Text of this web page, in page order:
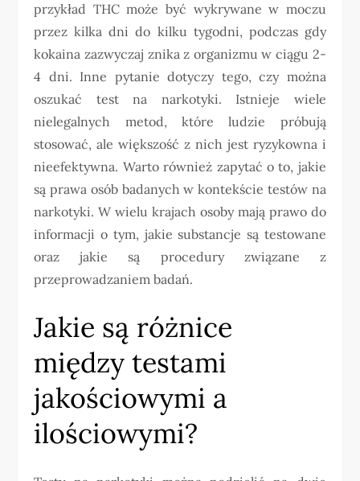
przykład THC może być wykrywane w moczu
przez kilka dni do kilku tygodni, podczas gdy
kokaina zazwyczaj znika z organizmu w ciągu 2-
4 dni. Inne pytanie dotyczy tego, czy można
oszukać test na narkotyki. Istnieje wiele
nielegalnych metod, które ludzie próbują
stosować, ale większość z nich jest ryzykowna i
nieefektywna. Warto również zapytać o to, jakie
są prawa osób badanych w kontekście testów na
narkotyki. W wielu krajach osoby mają prawo do
informacji o tym, jakie substancje są testowane
oraz jakie są procedury związane z
przeprowadzaniem badań.
Jakie są różnice
między testami
jakościowymi a
ilościowymi?